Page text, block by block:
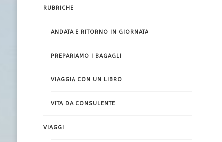
RUBRICHE
ANDATA E RITORNO IN GIORNATA
PREPARIAMO I BAGAGLI
VIAGGIA CON UN LIBRO
VITA DA CONSULENTE
VIAGGI